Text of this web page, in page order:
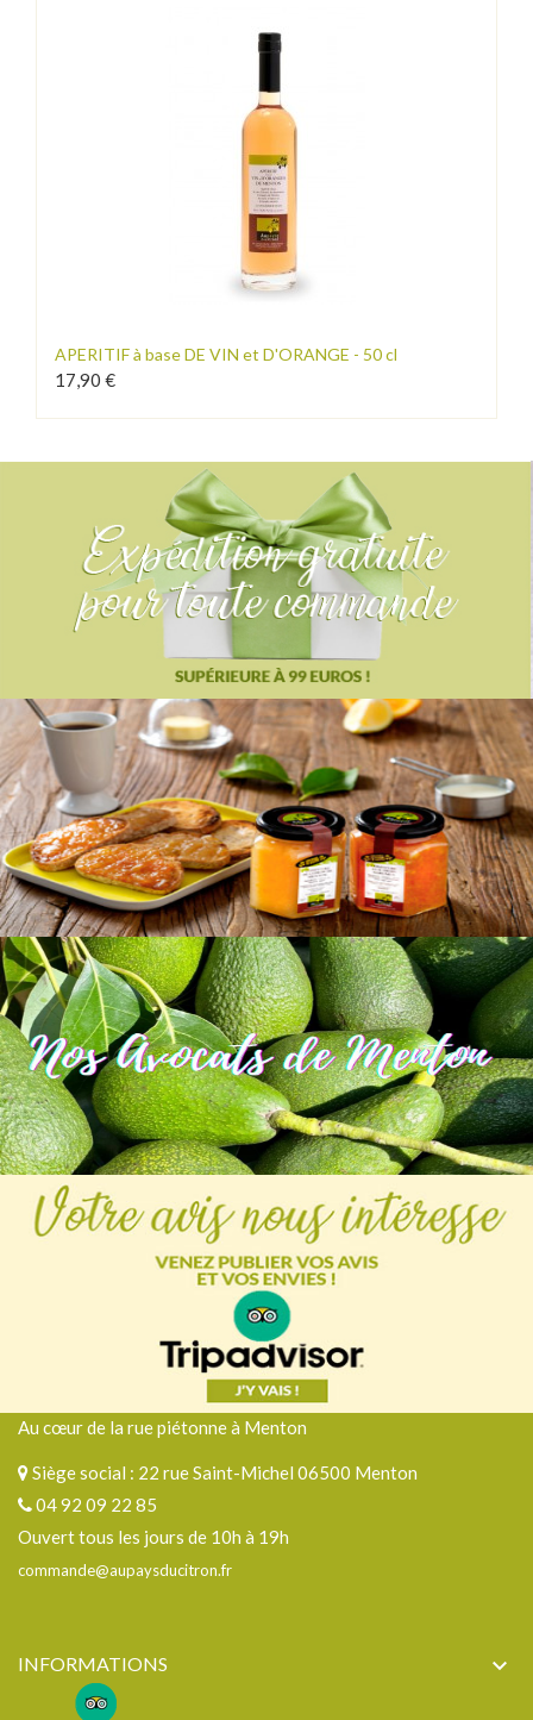
APERITIF à base DE VIN et D'ORANGE - 50 cl
17,90 €
Au cœur de la rue piétonne à Menton
Siège social : 22 rue Saint-Michel 06500 Menton
04 92 09 22 85
Ouvert tous les jours de 10h à 19h
commande@aupaysducitron.fr
INFORMATIONS 